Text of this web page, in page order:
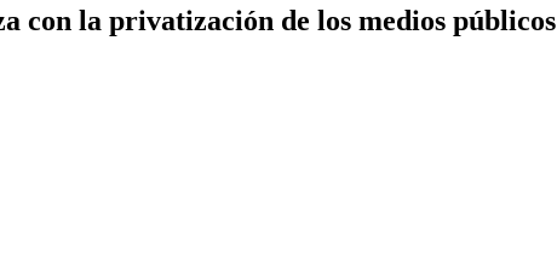
con la privatización de los medios públicos